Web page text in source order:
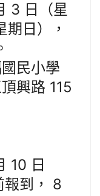
3 日（星
日），
民小學
興路 115
10 日
報到， 8